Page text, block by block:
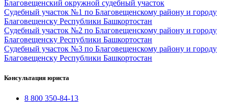
Благовещенский окружной судебный участок
Судебный участок №1 по Благовещенскому району и городу
Благовещенску Республики Башкортостан
Судебный участок №2 по Благовещенскому району и городу
Благовещенску Республики Башкортостан
Судебный участок №3 по Благовещенскому району и городу
Благовещенску Республики Башкортостан
Консультация юриста
8 800 350-84-13